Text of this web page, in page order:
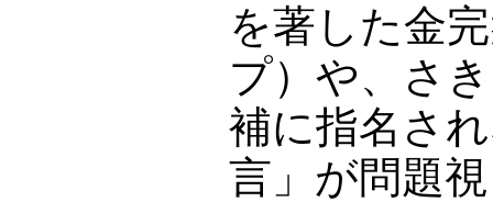
を著した金
プ）や、さ
補に指名さ
言」が問題